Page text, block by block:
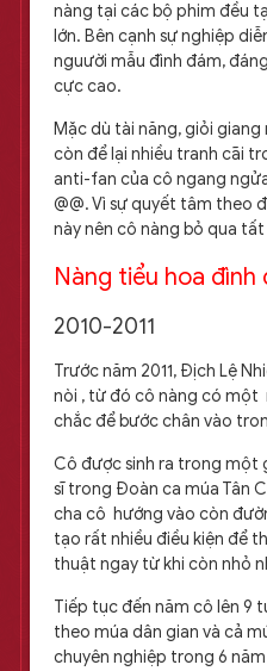
nàng tại các bộ phim đều
lớn. Bên cạnh sự nghiệp
nguười mẫu đình đám,
cực cao.
Mặc dù tài năng, giỏi giang
còn để lại nhiều tranh cãi
anti-fan của cô ngang
@@. Vì sự quyết tâm theo
này nên cô nàng bỏ qua
Nàng tiểu hoa đình
2010-2011
Trước năm 2011, Địch Lệ
nòi , từ đó cô nàng có một
chắc để bước chân vào
Cô được sinh ra trong một
sĩ trong Đoàn ca múa Tân
cha cô hướng vào còn
tạo rất nhiều điều kiện để
thuật ngay từ khi còn nhỏ
Tiếp tục đến năm cô lên 9
theo múa dân gian và cả
chuyên nghiệp trong 6